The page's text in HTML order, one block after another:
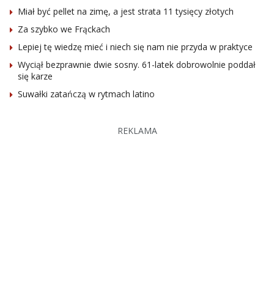
Miał być pellet na zimę, a jest strata 11 tysięcy złotych
Za szybko we Frąckach
Lepiej tę wiedzę mieć i niech się nam nie przyda w praktyce
Wyciął bezprawnie dwie sosny. 61-latek dobrowolnie poddał
się karze
Suwałki zatańczą w rytmach latino
REKLAMA